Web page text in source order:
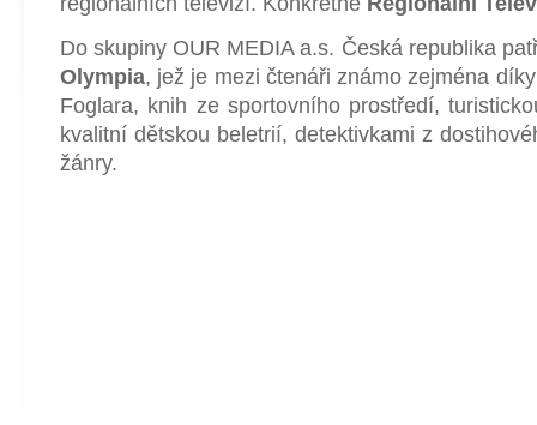
Do skupiny OUR MEDIA a.s. Česká republika
Olympia, jež je mezi čtenáři známo zejména
Foglara, knih ze sportovního prostředí,
kvalitní dětskou beletrií, detektivkami z
žánry.